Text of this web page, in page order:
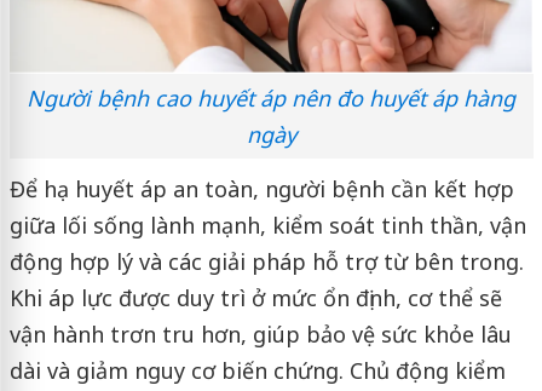
Người bệnh cao huyết áp nên đo huyết áp hàng
ngày
Để hạ huyết áp an toàn, người bệnh cần kết hợp
giữa lối sống lành mạnh, kiểm soát tinh thần, vận
động hợp lý và các giải pháp hỗ trợ từ bên trong.
Khi áp lực được duy trì ở mức ổn định, cơ thể sẽ
vận hành trơn tru hơn, giúp bảo vệ sức khỏe lâu
dài và giảm nguy cơ biến chứng. Chủ động kiểm